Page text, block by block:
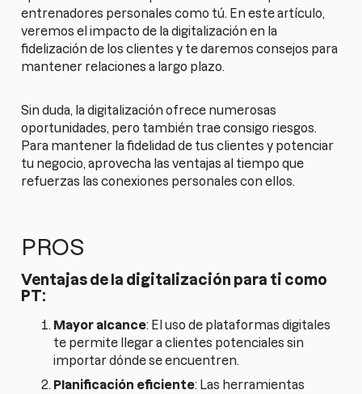
entrenadores personales como tú. En este artículo,
veremos el impacto de la digitalización en la
fidelización de los clientes y te daremos consejos para
mantener relaciones a largo plazo.
Sin duda, la digitalización ofrece numerosas
oportunidades, pero también trae consigo riesgos.
Para mantener la fidelidad de tus clientes y potenciar
tu negocio, aprovecha las ventajas al tiempo que
refuerzas las conexiones personales con ellos.
PROS
Ventajas de la digitalización para ti como
PT:
Mayor alcance: El uso de plataformas digitales
te permite llegar a clientes potenciales sin
importar dónde se encuentren.
Planificación eficiente: Las herramientas